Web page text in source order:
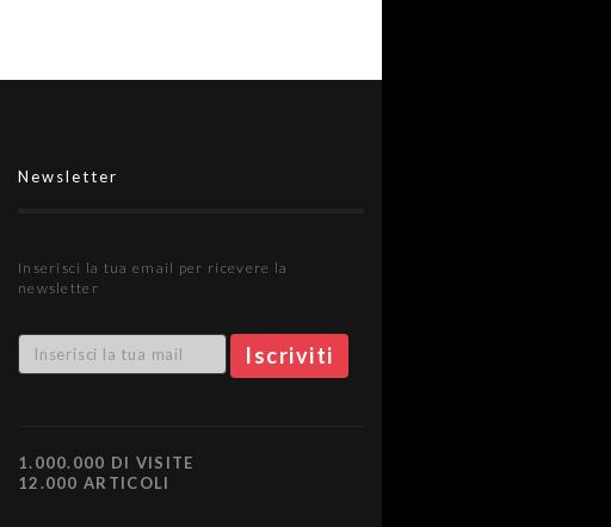
Newsletter
Inserisci la tua email per ricevere la
newsletter
1.000.000 DI VISITE
12.000 ARTICOLI